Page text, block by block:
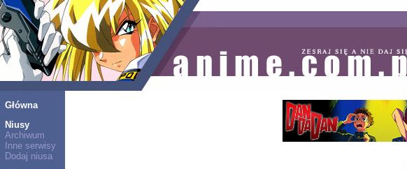
Główna
Niusy
Archiwum
Inne serwisy
Dodaj niusa